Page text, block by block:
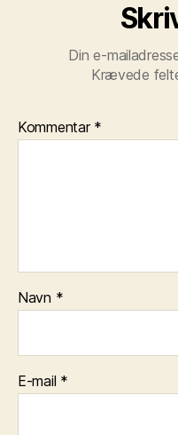
Din e-
Krævede
Kommentar *
Navn *
E-mail *